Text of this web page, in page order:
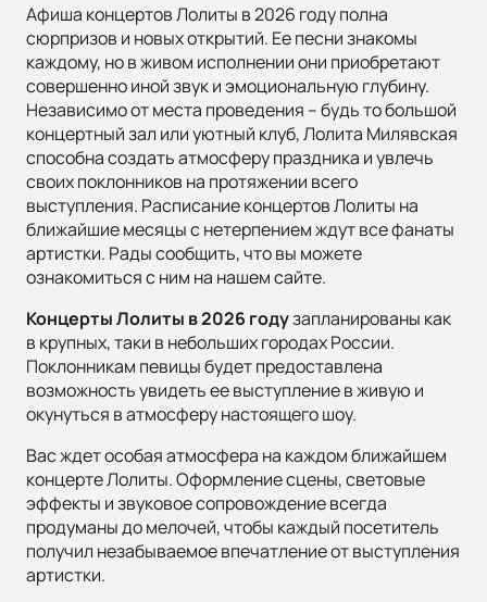
Афиша концертов Лолиты в 2026 году полна
сюрпризов и новых открытий. Ее песни знакомы
каждому, но в живом исполнении они приобретают
совершенно иной звук и эмоциональную глубину.
Независимо от места проведения – будь то большой
концертный зал или уютный клуб, Лолита Милявская
способна создать атмосферу праздника и увлечь
своих поклонников на протяжении всего
выступления. Расписание концертов Лолиты на
ближайшие месяцы с нетерпением ждут все фанаты
артистки. Рады сообщить, что вы можете
ознакомиться с ним на нашем сайте.
Концерты Лолиты в 2026 годузапланированы как
в крупных, таки в небольших городах России.
Поклонникам певицы будет предоставлена
возможность увидеть ее выступление в живую и
окунуться в атмосферу настоящего шоу.
Вас ждет особая атмосфера на каждом ближайшем
концерте Лолиты. Оформление сцены, световые
эффекты и звуковое сопровождение всегда
продуманы до мелочей, чтобы каждый посетитель
получил незабываемое впечатление от выступления
артистки.